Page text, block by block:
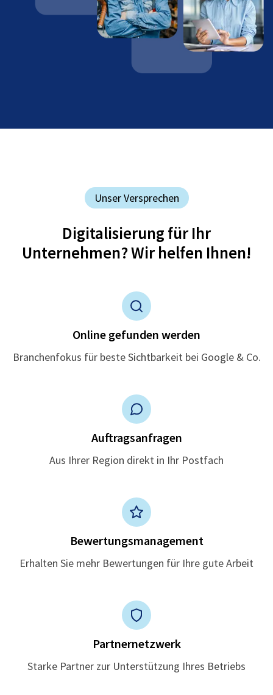
Unser Versprechen
Digitalisierung für Ihr
Unternehmen? Wir helfen Ihnen!
Online gefunden werden
Branchenfokus für beste Sichtbarkeit bei Google & Co.
Auftragsanfragen
Aus Ihrer Region direkt in Ihr Postfach
Bewertungsmanagement
Erhalten Sie mehr Bewertungen für Ihre gute Arbeit
Partnernetzwerk
Starke Partner zur Unterstützung Ihres Betriebs